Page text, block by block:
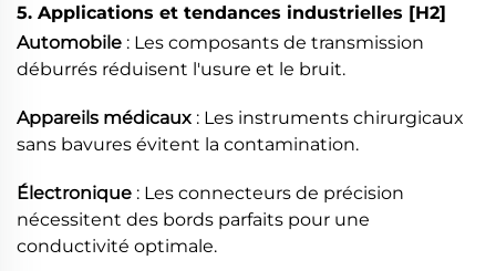
5. Applications et tendances industrielles [H2]
Automobile : Les composants de transmission
déburrés réduisent l'usure et le bruit.
Appareils médicaux : Les instruments chirurgicaux
sans bavures évitent la contamination.
Électronique : Les connecteurs de précision
nécessitent des bords parfaits pour une
conductivité optimale.